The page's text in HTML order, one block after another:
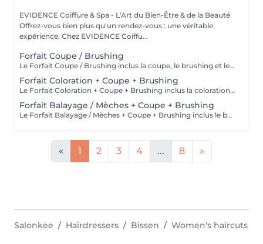
EVIDENCE Coiffure & Spa - L'Art du Bien-Être & de la Beauté
Offrez-vous bien plus qu'un rendez-vous : une véritable
expérience. Chez EVIDENCE Coiffu...
Forfait Coupe / Brushing
Le Forfait Coupe / Brushing inclus la coupe, le brushing et le shampoing. Le prix pourra varier en fonction de la longueur des cheveux. Pour tout renseignement complémentaire, n'hésitez pas à nous appeler.
Forfait Coloration + Coupe + Brushing
Le Forfait Coloration + Coupe + Brushing inclus la coloration des racines, la coupe, le brushing et le shampoing. Le prix pourra varier en fonction de la longueur des cheveux. Pour tout renseignement complémentaire, n'hésitez pas à nous appeler.
Forfait Balayage / Mèches + Coupe + Brushing
Le Forfait Balayage / Mèches + Coupe + Brushing inclus le balayage, le traitement, la coupe, le brushing, le shampoing et le soin. Le prix pourra varier en fonction de la longueur des cheveux. Pour tout renseignement complémentaire, n'hésitez pas à nous appeler.
« 1 2 3 4 ... 8 »
Salonkee Hairdressers Bissen Women's haircuts